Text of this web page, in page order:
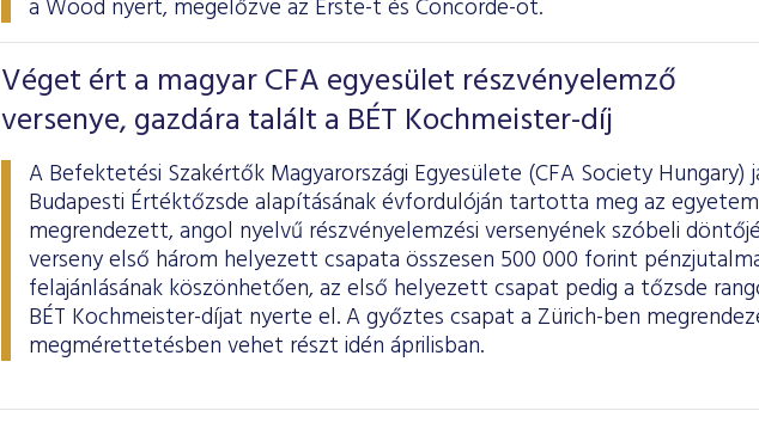
a Wood nyert, megelőzve az Erste-t és Concorde-ot.
Véget ért a magyar CFA egyesület részvényelemző
versenye, gazdára talált a BÉT Kochmeister-díj
A Befektetési Szakértők Magyarországi Egyesülete (CFA Society Hungary)
Budapesti Értéktőzsde alapításának évfordulóján tartotta meg az
megrendezett, angol nyelvű részvényelemzési versenyének szóbeli
verseny első három helyezett csapata összesen 500 000 forint
felajánlásának köszönhetően, az első helyezett csapat pedig a tőzsde
BÉT Kochmeister-díjat nyerte el. A győztes csapat a Zürich-ben
megmérettetésben vehet részt idén áprilisban.